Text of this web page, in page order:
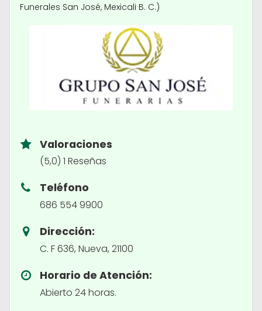
Funerales San José, Mexicali B. C.)
Valoraciones
(5,0) 1 Reseñas
Teléfono
686 554 9900
Dirección:
C. F 636, Nueva, 21100
Horario de Atención:
Abierto 24 horas.